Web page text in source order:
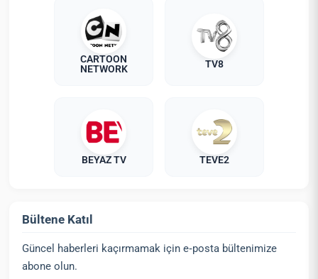
CARTOON
NETWORK
TV8
BEYAZ TV TEVE2
Bültene Katıl
Güncel haberleri kaçırmamak için e‑posta bültenimize
abone olun.